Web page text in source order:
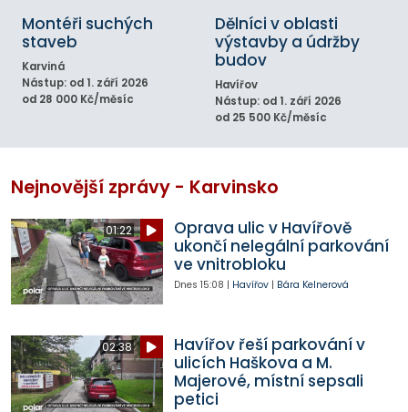
Montéři suchých
staveb
Karviná
Nástup: od 1. září 2026
od 28 000 Kč/měsíc
Dělníci v oblasti
výstavby a údržby
budov
Havířov
Nástup: od 1. září 2026
od 25 500 Kč/měsíc
Nejnovější zprávy - Karvinsko
01:22
Oprava ulic v Havířově
ukončí nelegální parkování
ve vnitrobloku
Dnes 15:08 | Havířov| Bára Kelnerová
02:38
Havířov řeší parkování v
ulicích Haškova a M.
Majerové, místní sepsali
petici